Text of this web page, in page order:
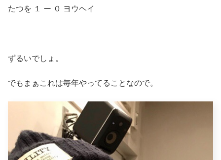
たつを １ ー ０ ヨウヘイ
ずるいでしょ。
でもまぁこれは毎年やってることなので。